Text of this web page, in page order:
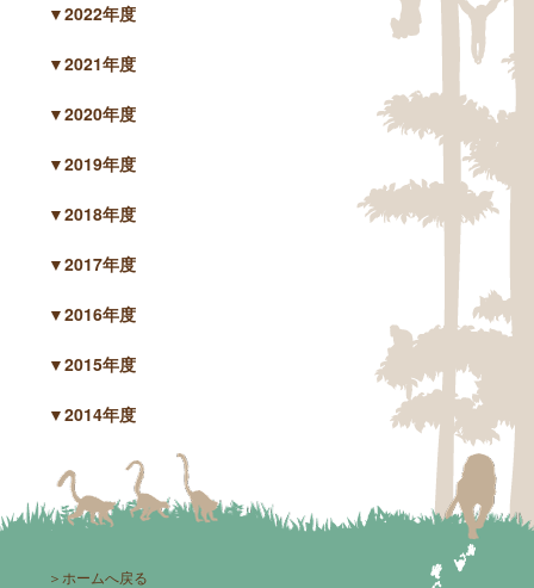
▼2022年度
▼2021年度
▼2020年度
▼2019年度
▼2018年度
▼2017年度
▼2016年度
▼2015年度
▼2014年度
＞ ホームへ戻る